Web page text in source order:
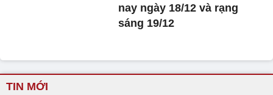
nay ngày 18/12 và rạng
sáng 19/12
TIN MỚI